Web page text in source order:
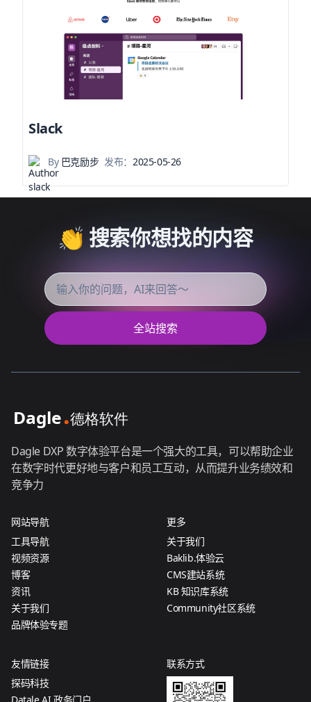
Slack
By巴克励步 发布： 2025-05-26
👏 搜索你想找的内容
全站搜索
Dagle DXP 数字体验平台是一个强大的工具，可以帮助企业
在数字时代更好地与客户和员工互动，从而提升业务绩效和
竞争力
网站导航
工具导航
视频资源
博客
资讯
关于我们
品牌体验专题
更多
关于我们
Baklib.体验云
CMS建站系统
KB 知识库系统
Community社区系统
友情链接
探码科技
联系方式